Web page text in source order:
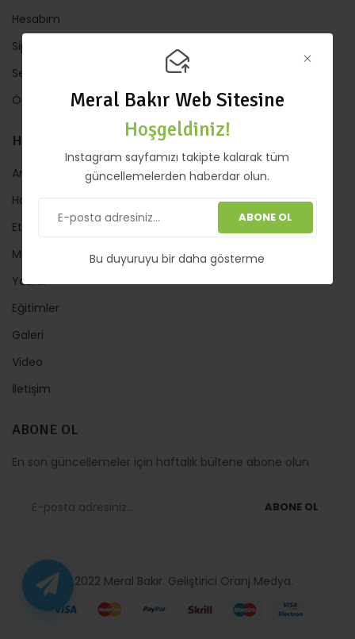
Meral Bakır Web Sitesine
Hoşgeldiniz!
Instagram sayfamızı takipte kalarak tüm
güncellemelerden haberdar olun.
ABONE OL
Bu duyuruyu bir daha gösterme
Hesabım
Sipariş Takip
Sepet
Ödeme
HIZLI LİNKLER
Anasayfa
Hakkında
Etkinlik
Mağaza
Yazılar
Eğitimler
Galeri
Video
İletişim
ABONE OL
En son güncellemeler için haftalık bültene abone olun
ABONE OL
© 2022 Meral Bakır. Geliştirici Oranj Medya.